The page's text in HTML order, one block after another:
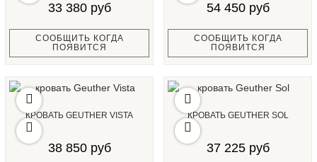
33 380 руб
СООБЩИТЬ КОГДА
ПОЯВИТСЯ
54 450 руб
СООБЩИТЬ КОГДА
ПОЯВИТСЯ
КРОВАТЬ GEUTHER VISTA
38 850 руб
КРОВАТЬ GEUTHER SOL
37 225 руб